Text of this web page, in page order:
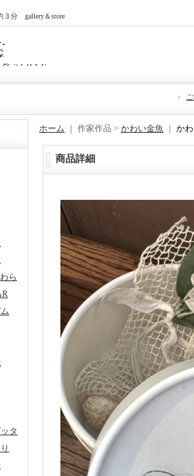
３分 gallery＆store
ら
タ
ホーム ｜ 作家作品 > かわい金魚 か
商品詳細